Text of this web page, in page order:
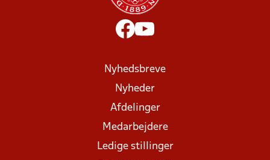
Nyhedsbreve
Nyheder
Afdelinger
Medarbejdere
Ledige stillinger